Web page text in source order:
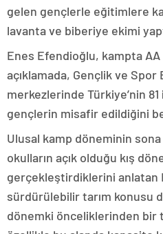
gelen gençlerle eğitimlere
lavanta ve biberiye ekimi
Enes Efendioğlu, kampta AA
açıklamada, Gençlik ve Spor
merkezlerinde Türkiye’nin
gençlerin misafir edildiğini
Ulusal kamp döneminin
okulların açık olduğu kış
gerçekleştirdiklerini anlatan
sürdürülebilir tarım konusu
dönemki önceliklerinden bir